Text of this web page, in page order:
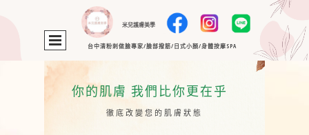
台中清粉刺做臉專家/臉部撥筋/日式小顏/身體按摩SPA
米兒護膚美學
徹底改變您的肌膚狀態
你的肌膚 我們比你更在乎